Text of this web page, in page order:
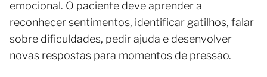
emocional. O paciente deve aprender a
reconhecer sentimentos, identificar gatilhos, falar
sobre dificuldades, pedir ajuda e desenvolver
novas respostas para momentos de pressão.